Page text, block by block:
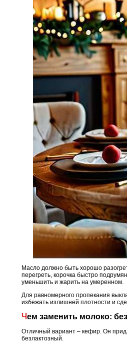
Масло должно быть хорошо
перегреть, корочка быстро
уменьшить и жарить на умеренном.
Для равномерного пропекания
избежать излишней плотности и
Чем заменить молоко:
Отличный вариант – кефир. Он
безлактозный.